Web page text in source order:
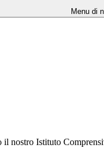
Menu di
il nostro Istituto